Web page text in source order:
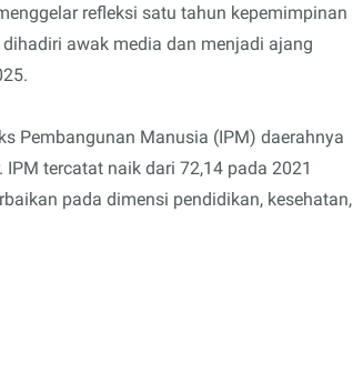
refleksi satu tahun kepemimpinan
awak media dan menjadi ajang
Pembangunan Manusia (IPM) daerahnya
tercatat naik dari 72,14 pada 2021
pada dimensi pendidikan, kesehatan,